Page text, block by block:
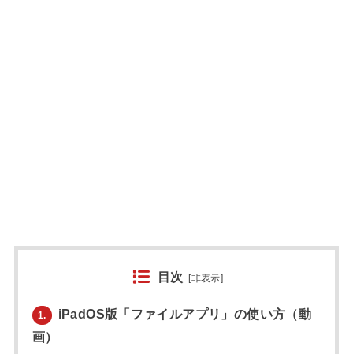
目次 [非表示]
1.
iPadOS版「ファイルアプリ」の使い方（動
画）